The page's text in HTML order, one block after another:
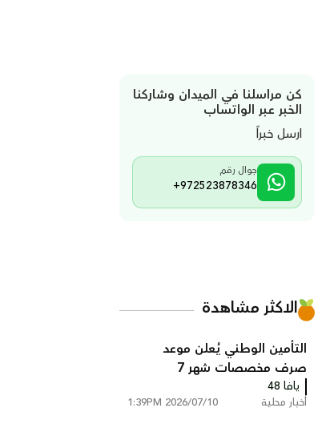
كن مراسلنا في الميدان وشاركنا
الخبر عبر الواتساب
ارسل خبراً
جوال رقم
+972523878346
الاكثر مشاهدة
التأمين الوطني يُعلن موعد
صرف مخصصات شهر 7
يافا 48
أخبار محلية 2026/07/10 1:39PM